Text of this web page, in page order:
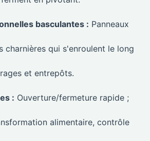
basculantes : Panneaux
charnières qui s'enroulent le long
et entrepôts.
: Ouverture/fermeture rapide ;
alimentaire, contrôle